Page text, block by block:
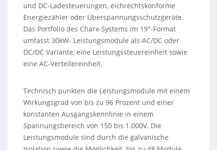
und DC-Ladesteuerungen, eichrechtskonforme
Energiezähler oder Überspannungsschutzgeräte.
Das Portfolio des Charx-Systems im 19″-Format
umfasst 30kW- Leistungsmodule als AC/DC oder
DC/DC Variante, eine Leistungssteuereinheit sowie
eine AC-Verteilereinheit.
Technisch punkten die Leistungsmodule mit einem
Wirkungsgrad von bis zu 96 Prozent und einer
konstanten Ausgangskennlinie in einem
Spannungsbereich von 150 bis 1.000V. Die
Leistungsmodule sind durch die galvanische